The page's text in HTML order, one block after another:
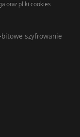
oraz pliki cookies
szyfrowanie